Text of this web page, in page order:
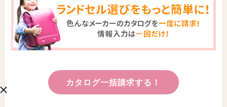
カタログ一括請求する！